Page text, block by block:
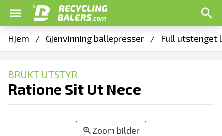
Hjem / Gjenvinning ballepresser / Full utstenget
BRUKT UTSTYR
Ratione Sit Ut Nece
Zoom bilder